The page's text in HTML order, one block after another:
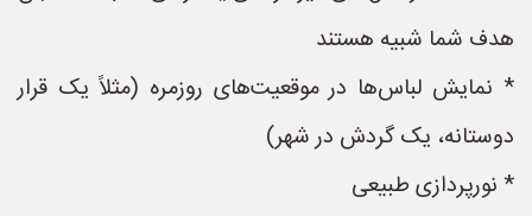
هدف شما شبیه هستند
* نمایش لباس‌ها در موقعیت‌های روزمره (مثلاً یک قرار
دوستانه، یک گردش در شهر)
* نورپردازی طبیعی